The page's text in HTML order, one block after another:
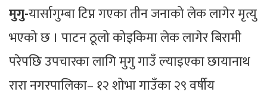
मुगु-यार्सागुम्बा टिप्न गएका तीन जनाको लेक लागेर मृत्यु
भएको छ । पाटन ठूलो कोइकिमा लेक लागेर बिरामी
परेपछि उपचारका लागि मुगु गाउँ ल्याइएका छायानाथ
रारा नगरपालिका– १२ शोभा गाउँका २९ वर्षीय